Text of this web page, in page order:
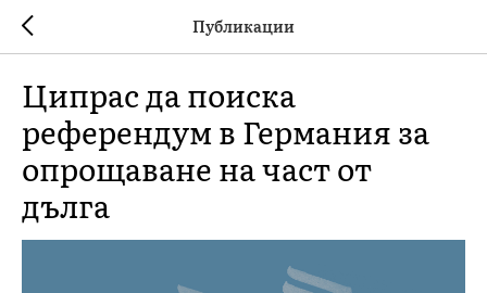
Публикации
Ципрас да поиска
референдум в Германия за
опрощаване на част от
дълга